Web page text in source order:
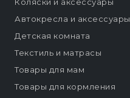
Коляски и аксессуары
Автокресла и аксессуары
Детская комната
Текстиль и матрасы
Товары для мам
Товары для кормления